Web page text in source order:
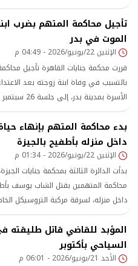
مدة السجن من 15
المتهم الثاني، وهو طالب بكلية الطب
تأجيل محاكمة المتهم بضرب
الموت في بدر
الإثنين 22/يونيو/2026 - 04:49 م
قررت محكمة جنايات القاهرة تأجيل
بالتسبب في وفاة ابنة زوجته بعد
الأسرة
القضية
بدء محاكمة المتهم بإنهاء
داخل منزله بأطفيح بالجيزة
الإثنين 22/يونيو/2026 - 01:34 م
بدأت الدائرة الثالثة بمحكمة جنايات
محاكمة المتهمين بقتل الشاب يوسف
داخل منزله، لسرقة مركبة التروسيكل
المؤبد للقاضي قاتل
السياحي بأكتوبر
الأحد 21/يونيو/2026 - 06:01 م